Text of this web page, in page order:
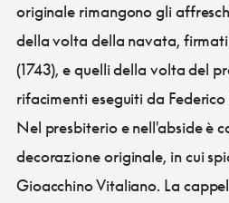
originale rimangono gli
della volta della navata,
(1743), e quelli della volta del
rifacimenti eseguiti da
Nel presbiterio e nell'abside è
decorazione originale, in cui
Gioacchino Vitaliano. La